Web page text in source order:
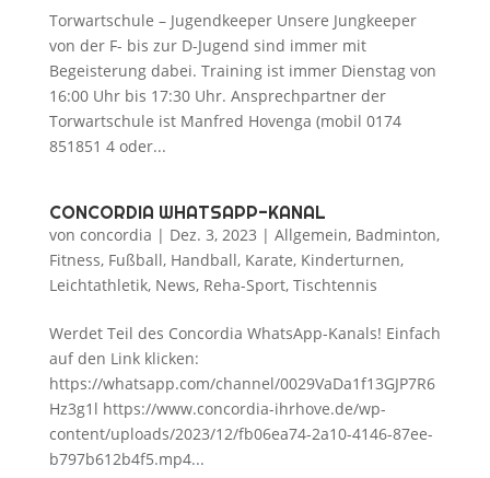
Torwartschule – Jugendkeeper Unsere Jungkeeper
von der F- bis zur D-Jugend sind immer mit
Begeisterung dabei. Training ist immer Dienstag von
16:00 Uhr bis 17:30 Uhr. Ansprechpartner der
Torwartschule ist Manfred Hovenga (mobil 0174
851851 4 oder...
CONCORDIA WHATSAPP-KANAL
von concordia | Dez. 3, 2023 | Allgemein, Badminton,
Fitness, Fußball, Handball, Karate, Kinderturnen,
Leichtathletik, News, Reha-Sport, Tischtennis
Werdet Teil des Concordia WhatsApp-Kanals! Einfach
auf den Link klicken:
https://whatsapp.com/channel/0029VaDa1f13GJP7R6
Hz3g1l https://www.concordia-ihrhove.de/wp-
content/uploads/2023/12/fb06ea74-2a10-4146-87ee-
b797b612b4f5.mp4...